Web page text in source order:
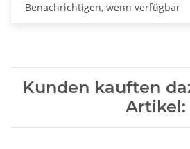
Benachrichtigen, wenn verfügbar
Kunden kauften
Artikel: